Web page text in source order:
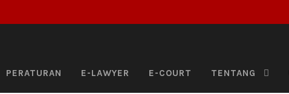
PERATURAN E-LAWYER E-COURT TENTANG